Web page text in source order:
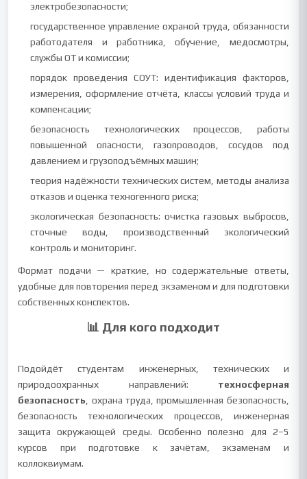
электробезопасности;
государственное управление охраной труда, обязанности
работодателя и работника, обучение, медосмотры,
службы ОТ и комиссии;
порядок проведения СОУТ: идентификация факторов,
измерения, оформление отчёта, классы условий труда и
компенсации;
безопасность технологических процессов, работы
повышенной опасности, газопроводов, сосудов под
давлением и грузоподъёмных машин;
теория надёжности технических систем, методы анализа
отказов и оценка техногенного риска;
экологическая безопасность: очистка газовых выбросов,
сточные воды, производственный экологический
контроль и мониторинг.
Формат подачи — краткие, но содержательные ответы,
удобные для повторения перед экзаменом и для подготовки
собственных конспектов.
📊 Для кого подходит
Подойдёт студентам инженерных, технических и
природоохранных направлений: техносферная
безопасность , охрана труда, промышленная безопасность,
безопасность технологических процессов, инженерная
защита окружающей среды. Особенно полезно для 2–5
курсов при подготовке к зачётам, экзаменам и
коллоквиумам.